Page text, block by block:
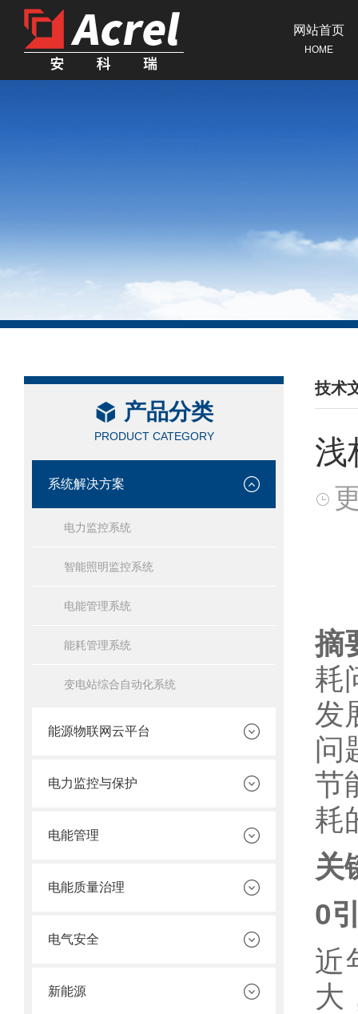
网站首页
HOME
产品分类
PRODUCT CATEGORY
系统解决方案
电力监控系统
智能照明监控系统
电能管理系统
能耗管理系统
变电站综合自动化系统
能源物联网云平台
电力监控与保护
电能管理
电能质量治理
电气安全
新能源
技术
/
浅
摘
耗
发
问
节
耗
关
0
近
大